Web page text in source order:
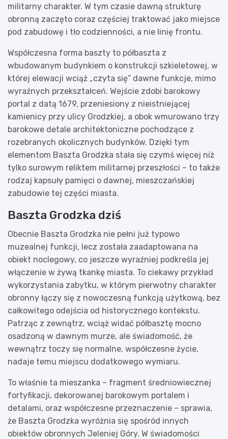
militarny charakter. W tym czasie dawną strukturę
obronną zaczęto coraz częściej traktować jako miejsce
pod zabudowę i tło codzienności, a nie linię frontu.
Współczesna forma baszty to półbaszta z
wbudowanym budynkiem o konstrukcji szkieletowej, w
której elewacji wciąż „czyta się” dawne funkcje, mimo
wyraźnych przekształceń. Wejście zdobi barokowy
portal z datą 1679, przeniesiony z nieistniejącej
kamienicy przy ulicy Grodzkiej, a obok wmurowano trzy
barokowe detale architektoniczne pochodzące z
rozebranych okolicznych budynków. Dzięki tym
elementom Baszta Grodzka stała się czymś więcej niż
tylko surowym reliktem militarnej przeszłości – to także
rodzaj kapsuły pamięci o dawnej, mieszczańskiej
zabudowie tej części miasta.
Baszta Grodzka dziś
Obecnie Baszta Grodzka nie pełni już typowo
muzealnej funkcji, lecz została zaadaptowana na
obiekt noclegowy, co jeszcze wyraźniej podkreśla jej
włączenie w żywą tkankę miasta. To ciekawy przykład
wykorzystania zabytku, w którym pierwotny charakter
obronny łączy się z nowoczesną funkcją użytkową, bez
całkowitego odejścia od historycznego kontekstu.
Patrząc z zewnątrz, wciąż widać półbasztę mocno
osadzoną w dawnym murze, ale świadomość, że
wewnątrz toczy się normalne, współczesne życie,
nadaje temu miejscu dodatkowego wymiaru.
To właśnie ta mieszanka – fragment średniowiecznej
fortyfikacji, dekorowanej barokowym portalem i
detalami, oraz współczesne przeznaczenie – sprawia,
że Baszta Grodzka wyróżnia się spośród innych
obiektów obronnych Jeleniej Góry. W świadomości